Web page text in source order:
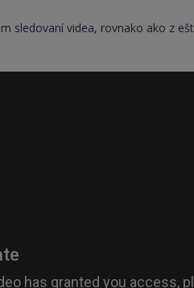
sledovaní videa, rovnako ako z